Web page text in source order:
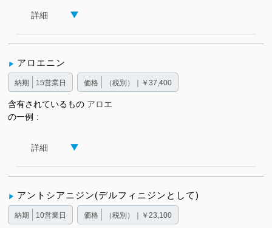
詳細
アロエニン
納期 15営業日 価格 （税別）｜￥37,400
含有されているもの
の一例
アロエ
詳細
アントシアニジン(デルフィニジンとして)
納期 10営業日 価格 （税別）｜￥23,100